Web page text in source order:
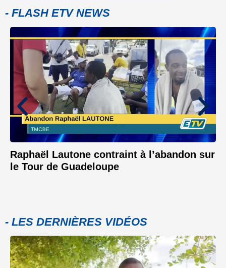
- FLASH ETV NEWS
Raphaël Lautone contraint à l’abandon sur
le Tour de Guadeloupe
- LES DERNIÈRES VIDÉOS